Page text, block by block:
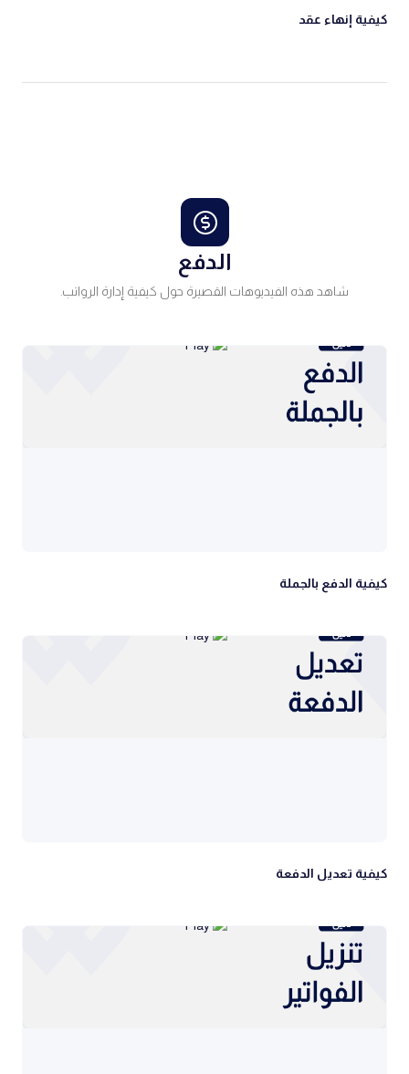
كيفية إنهاء عقد
الدفع
شاهد هذه الفيديوهات القصيرة حول كيفية إدارة الرواتب.
كيفية الدفع بالجملة
كيفية تعديل الدفعة